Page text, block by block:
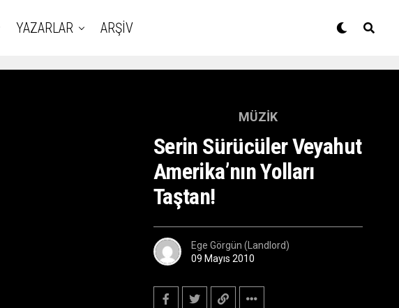
YAZARLAR ARŞİV
MÜZIK
Serin Sürücüler Veyahut
Amerika’nın Yolları
Taştan!
Ege Görgün (Landlord)
09 Mayıs 2010